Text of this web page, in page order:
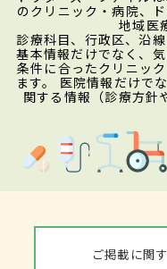
のクリニック・病院、
地域医
診療科目、行政区、沿
基本情報だけでなく、
条件に合ったクリニッ
ます。 医院情報だけで
関する情報（診療方針
ご掲載に関